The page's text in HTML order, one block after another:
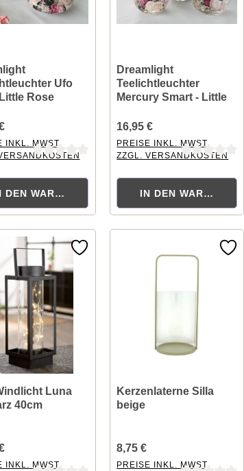
Ufo
Rose
INKL. MWST.
DEN WARENKORB
Dreamlight
Teelichtleuchter
Mercury Smart - Little
16,95 €
PREISE INKL. MWST.
ZZGL. VERSANDKOSTEN
IN DEN WARENKORB
Luna
40cm
INKL. MWST.
Kerzenlaterne Silla
beige
8,75 €
PREISE INKL. MWST.